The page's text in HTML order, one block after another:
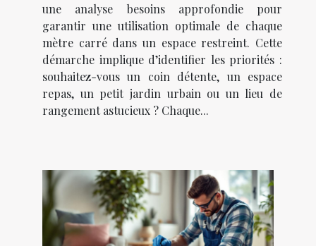
une analyse besoins approfondie pour
garantir une utilisation optimale de chaque
mètre carré dans un espace restreint. Cette
démarche implique d’identifier les priorités :
souhaitez-vous un coin détente, un espace
repas, un petit jardin urbain ou un lieu de
rangement astucieux ? Chaque...